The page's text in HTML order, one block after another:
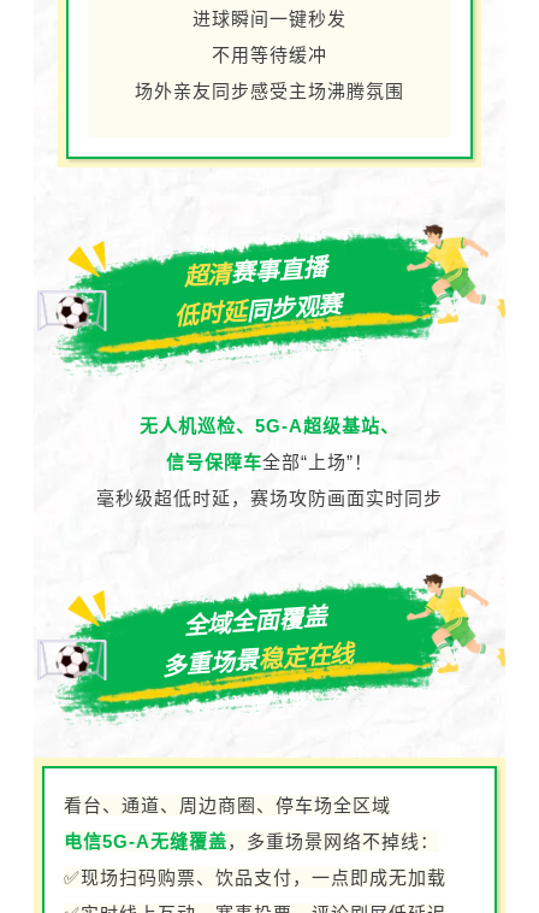
进球瞬间一键秒发
不用等待缓冲
场外亲友同步感受主场沸腾氛围
超清赛事直播
低时延同步观赛
无人机巡检、5G-A超级基站、
信号保障车全部“上场”！
毫秒级超低时延，赛场攻防画面实时同步
全域全面覆盖
多重场景稳定在线
看台、通道、周边商圈、停车场全区域
电信5G-A无缝覆盖，多重场景网络不掉线：
✅现场扫码购票、饮品支付，一点即成无加载